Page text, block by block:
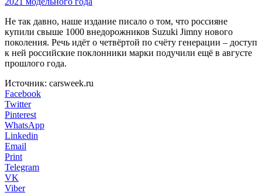
Не так давно, наше издание писало о том, что россияне
купили свыше 1000 внедорожников Suzuki Jimny нового
поколения. Речь идёт о четвёртой по счёту генерации – доступ
к ней российские поклонники марки подучили ещё в августе
прошлого года.
Источник: carsweek.ru
Facebook
Twitter
Pinterest
WhatsApp
Linkedin
Email
Print
Telegram
VK
Viber